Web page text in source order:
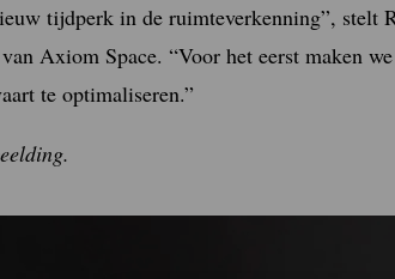
tijdperk in de ruimteverkenning”, stelt
Axiom Space. “Voor het eerst maken
te optimaliseren.”